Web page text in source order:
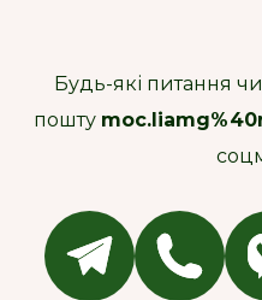
Будь-які питання
пошту